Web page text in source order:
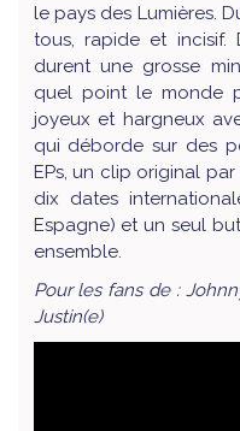
le pays des Lumières.
tous, rapide et incisif.
durent une grosse
quel point le monde
joyeux et hargneux
qui déborde sur des
EPs, un clip original
dix dates
Espagne) et un seul
ensemble.
Pour les fans de :
Justin(e)